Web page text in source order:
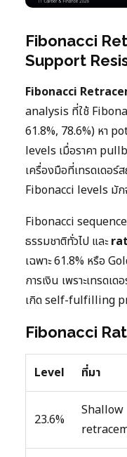
Fibonacci
Support
Fibonacci
analysis ที่ใช้
61.8%, 78.6%) หา
levels เมื่อราคา
เครื่องมือที่เทรดเดอร์
Fibonacci levels มัก
Fibonacci
ธรรมชาติทั่วไป และ
เฉพาะ 61.8% หรือ
การเงิน เพราะเทรดเ
เกิด self-fulfilling
Fibonacci
Level ที่มา
23.6%
Shallow